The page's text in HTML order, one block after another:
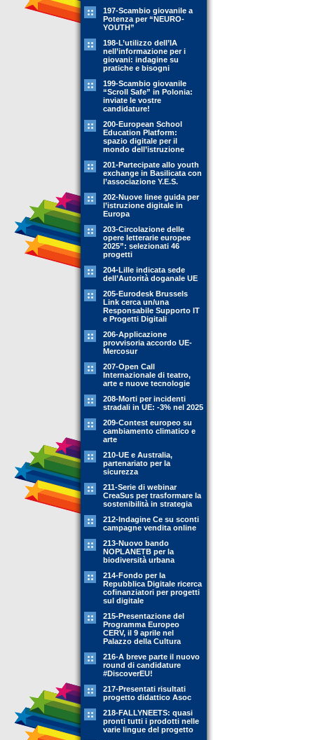
197-Scambio giovanile a
Potenza per “NEURO-
YOUTH”
198-L’utilizzo dell’IA
nell’informazione per i
giovani: indagine su
pratiche e bisogni
199-Scambio giovanile
“Scroll Safe” in Polonia:
inviate le vostre
candidature!
200-European School
Education Platform:
spazio digitale per il
mondo dell’istruzione
201-Partecipate allo youth
exchange in Basilicata con
l’associazione Y.E.S.
202-Nuove linee guida per
l’istruzione digitale in
Europa
203-Circolazione delle
opere letterarie europee
2025”: selezionati 46
progetti
204-Lille indicata sede
dell’Autorità doganale UE
205-Eurodesk Brussels
Link cerca un/una
Responsabile Supporto IT
e Progetti Digitali
206-Applicazione
provvisoria accordo UE-
Mercosur
207-Open Call
Internazionale di teatro,
arte e nuove tecnologie
208-Morti per incidenti
stradali in UE: -3% nel 2025
209-Contest europeo su
cambiamento climatico e
arte
210-UE e Australia,
partenariato per la
sicurezza
211-Serie di webinar
CreaSus per trasformare la
sostenibilità in strategia
212-Indagine Ce su sconti
campagne vendita online
213-Nuovo bando
NOPLANETB per la
biodiversità urbana
214-Fondo per la
Repubblica Digitale ricerca
cofinanziatori per progetti
sul digitale
215-Presentazione del
Programma Europeo
CERV, il 9 aprile nel
Palazzo della Cultura
216-A breve parte il nuovo
round di candidature
#DiscoverEU!
217-Presentati risultati
progetto didattico Asoc
218-FALLYNEETS: quasi
pronti tutti i prodotti nelle
varie lingue del progetto